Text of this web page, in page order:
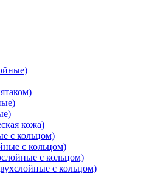
кожа)
с кольцом)
с кольцом)
с кольцом)
с кольцом)